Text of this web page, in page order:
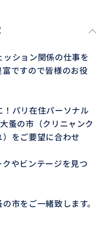
ション関係の仕事を
ですので皆様のお役
！パリ在住パーソナル
蚤の市（クリニャンク
をご要望に合わせ
やビンテージを見つ
市をご一緒致します。